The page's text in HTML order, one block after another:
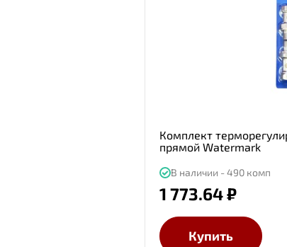
Комплект
прямой Watermark
В наличии - 490 комп
1 773.64 ₽
Купить